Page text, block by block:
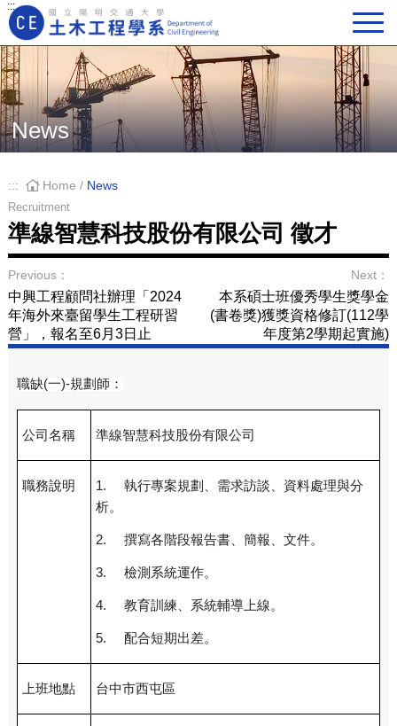
:::
Main Navigation
News
::: Home / News
Recruitment
準線智慧科技股份有限公司 徵才
Previous：
中興工程顧問社辦理「2024
年海外來臺留學生工程研習
營」，報名至6月3日止
Next：
本系碩士班優秀學生獎學金
(書卷獎)獲獎資格修訂(112學
年度第2學期起實施)
職缺(一)-規劃師：
公司名稱 準線智慧科技股份有限公司
職務說明 1. 執行專案規劃、需求訪談、資料處理與分
析。
2. 撰寫各階段報告書、簡報、文件。
3. 檢測系統運作。
4. 教育訓練、系統輔導上線。
5. 配合短期出差。
上班地點 台中市西屯區